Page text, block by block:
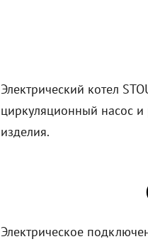
Электрический котел
циркуляционный насос и
изделия.
Электрическое